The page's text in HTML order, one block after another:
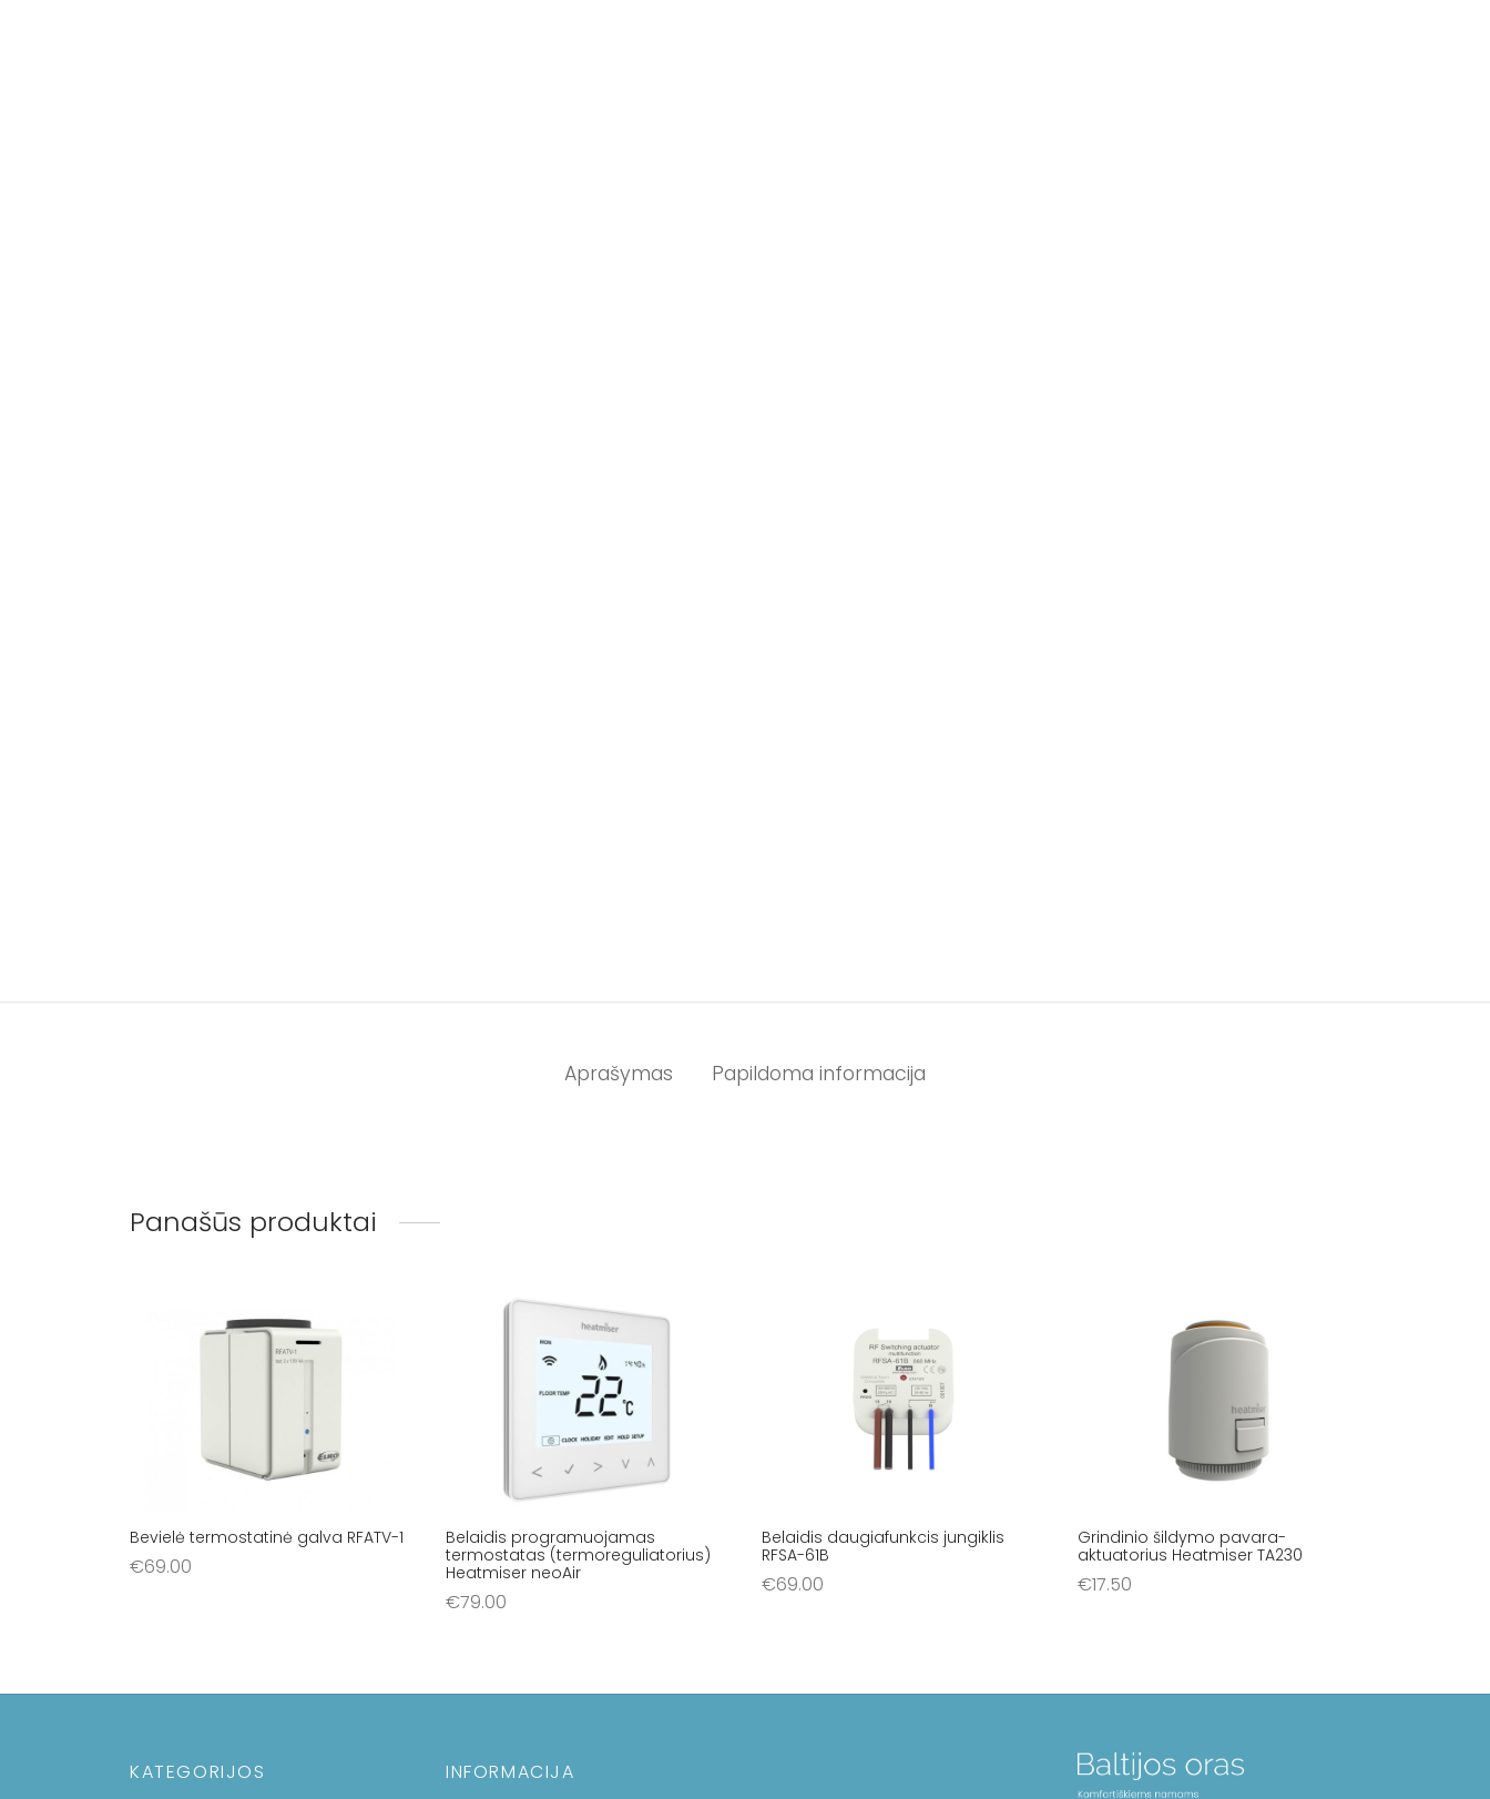
Aprašymas Papildoma informacija
Panašūs produktai
Bevielė termostatinė galva RFATV-1
€69.00
Belaidis programuojamas
termostatas (termoreguliatorius)
Heatmiser neoAir
€79.00
Belaidis daugiafunkcis jungiklis
RFSA-61B
€69.00
Grindinio šildymo pavara-
aktuatorius Heatmiser TA230
€17.50
KATEGORIJOS INFORMACIJA